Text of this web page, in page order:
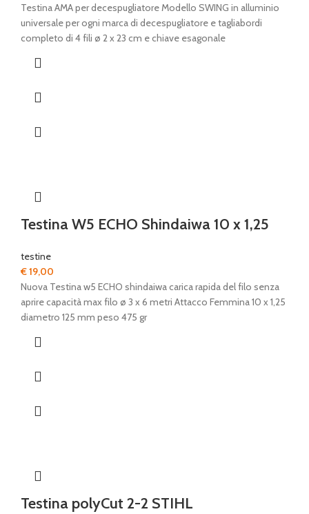
Testina AMA per decespugliatore Modello SWING in alluminio
universale per ogni marca di decespugliatore e tagliabordi
completo di 4 fili ø 2 x 23 cm e chiave esagonale
Testina W5 ECHO Shindaiwa 10 x 1,25
testine
€19,00
Nuova Testina w5 ECHO shindaiwa carica rapida del filo senza
aprire capacità max filo ø 3 x 6 metri Attacco Femmina 10 x 1,25
diametro 125 mm peso 475 gr
Testina polyCut 2-2 STIHL